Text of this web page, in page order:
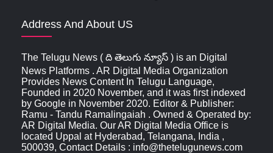
Address And About US
The Telugu News ( ది తెలుగు న్యూస్‌ ) is an Digital
News Platforms . AR Digital Media Organization
Provides News Content In Telugu Language,
Founded in 2020 November, and it was first indexed
by Google in November 2020. Editor & Publisher:
Ramu - Tandu Ramalingaiah . Owned & Operated by:
AR Digital Media. Our AR Digital Media Office is
located Uppal at Hyderabad, Telangana, India ,
500039, Contact Details : info@thetelugunews.com